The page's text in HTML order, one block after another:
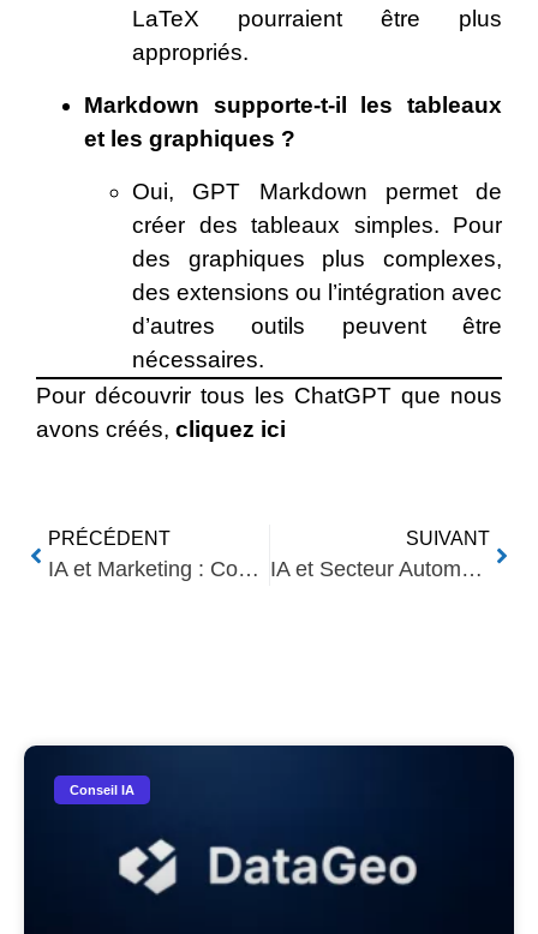
LaTeX pourraient être plus
appropriés.
Markdown supporte-t-il les tableaux
et les graphiques ?
Oui, GPT Markdown permet de
créer des tableaux simples. Pour
des graphiques plus complexes,
des extensions ou l’intégration avec
d’autres outils peuvent être
nécessaires.
Pour découvrir tous les ChatGPT que nous
avons créés, cliquez ici
PRÉCÉDENT
IA et Marketing : Comment Optimiser Votre Stratégie en 2024
SUIVANT
IA et Secteur Automobile : Maintenance Prédictive et Personnalisation
Conseil IA